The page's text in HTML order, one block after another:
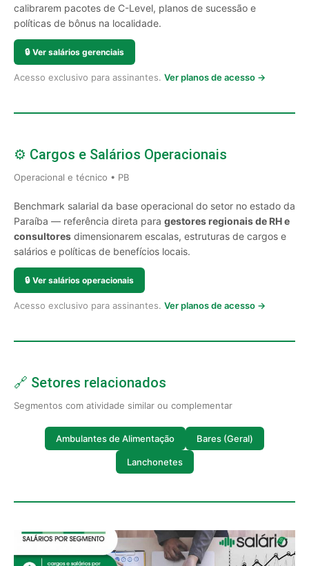
calibrarem pacotes de C-Level, planos de sucessão e
políticas de bônus na localidade.
🔒 Ver salários gerenciais
Acesso exclusivo para assinantes. Ver planos de acesso →
⚙️ Cargos e Salários Operacionais
Operacional e técnico • PB
Benchmark salarial da base operacional do setor no estado da
Paraíba — referência direta para gestores regionais de RH e
consultores dimensionarem escalas, estruturas de cargos e
salários e políticas de benefícios locais.
🔒 Ver salários operacionais
Acesso exclusivo para assinantes. Ver planos de acesso →
🔗 Setores relacionados
Segmentos com atividade similar ou complementar
Ambulantes de Alimentação Bares (Geral)
Lanchonetes